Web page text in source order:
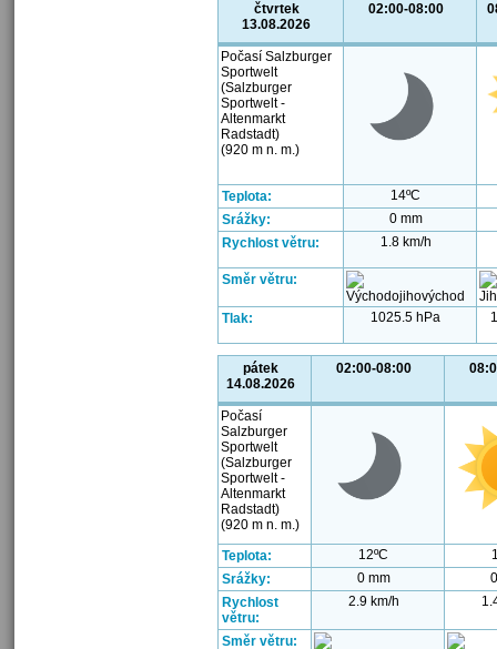
čtvrtek
13.08.2026
02:00-08:00
Počasí Salzburger
Sportwelt
(Salzburger
Sportwelt -
Altenmarkt
Radstadt)
(920 m n. m.)
Teplota:
14ºC
Srážky:
0 mm
Rychlost větru:
1.8 km/h
Směr větru:
Tlak: 1025.5 hPa
pátek
14.08.2026
02:00-08:00
Počasí
Salzburger
Sportwelt
(Salzburger
Sportwelt -
Altenmarkt
Radstadt)
(920 m n. m.)
Teplota:
12ºC
Srážky:
0 mm
Rychlost
větru:
2.9 km/h
Směr větru: